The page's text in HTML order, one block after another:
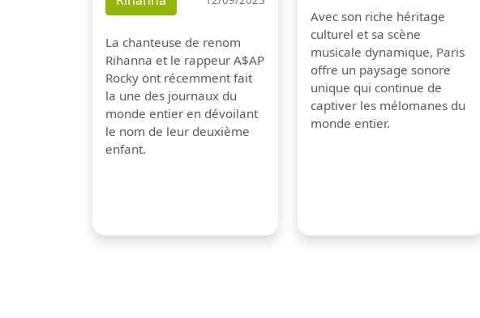
La chanteuse de renom
Rihanna et le rappeur A$AP
Rocky ont récemment fait
la une des journaux du
monde entier en dévoilant
le nom de leur deuxième
enfant.
Avec son riche héritage
culturel et sa scène
musicale dynamique, Paris
offre un paysage sonore
unique qui continue de
captiver les mélomanes du
monde entier.